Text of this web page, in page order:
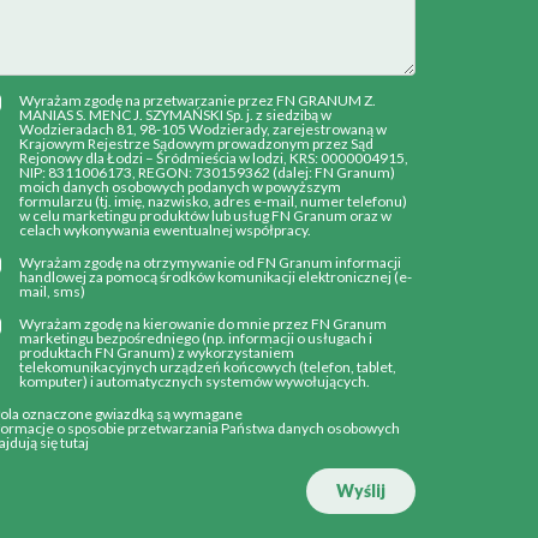
Wyrażam zgodę na przetwarzanie przez FN GRANUM Z.
MANIAS S. MENC J. SZYMAŃSKI Sp. j. z siedzibą w
Wodzieradach 81, 98-105 Wodzierady, zarejestrowaną w
Krajowym Rejestrze Sądowym prowadzonym przez Sąd
Rejonowy dla Łodzi – Śródmieścia w lodzi, KRS: 0000004915,
NIP: 8311006173, REGON: 730159362 (dalej: FN Granum)
moich danych osobowych podanych w powyższym
formularzu (tj. imię, nazwisko, adres e-mail, numer telefonu)
w celu marketingu produktów lub usług FN Granum oraz w
celach wykonywania ewentualnej współpracy.
Wyrażam zgodę na otrzymywanie od FN Granum informacji
handlowej za pomocą środków komunikacji elektronicznej (e-
mail, sms)
Wyrażam zgodę na kierowanie do mnie przez FN Granum
marketingu bezpośredniego (np. informacji o usługach i
produktach FN Granum) z wykorzystaniem
telekomunikacyjnych urządzeń końcowych (telefon, tablet,
komputer) i automatycznych systemów wywołujących.
oznaczone gwiazdką są wymagane
o sposobie przetwarzania Państwa danych osobowych
siętutaj
Wyślij